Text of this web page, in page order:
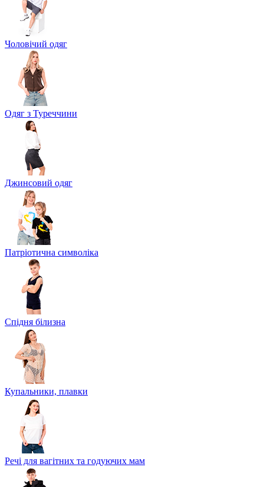
Чоловічий одяг
Одяг з Туреччини
Джинсовий одяг
Патріотична символіка
Спідня білизна
Купальники, плавки
Речі для вагітних та годуючих мам